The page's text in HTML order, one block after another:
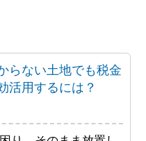
らない土地でも税金
活用するには？